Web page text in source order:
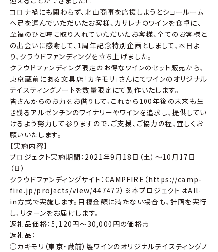
コロナ禍にも関わらず、北山商事を応援しようとショールーム
へ足を運んでいただいたお客様、カサレナのワインを食卓に、
至福のひと時に取り入れていただいたお客様、全てのお客様と
の出会いに感謝して、1周年記念特別企画としまして、本日よ
り、クラウドファンディングを立ち上げました。
クラウドファンディング限定のお得なワインのセット販売から、
東京蔵前にある文具店「カキモリ」さんにてワインのオリジナル
テイスティングノートを数量限定にて製作いたします。
皆さんからのお力をお借りして、これから100年後の未来も生
き残るアルゼンチンのワイナリーやワインを追求し、提供してい
けるよう努力して参りますので、ご支援、ご協力の程、宜しくお
願いいたします。
【実施内容】
プロジェクト実施期間：2021年9月18日（土）〜10月17日
（日）
クラウドファンディングサイト：CAMPFIRE（https://camp-
fire.jp/projects/view/447472）※本プロジェクトはAll-
in方式で実施します。目標金額に満たない場合も、計画を実行
し、リターンをお届けします。
返礼品価格：5,120円〜30,000円の価格帯
返礼品：
○カキモリ（東京・蔵前）製ワインのオリジナルテイスティングノ